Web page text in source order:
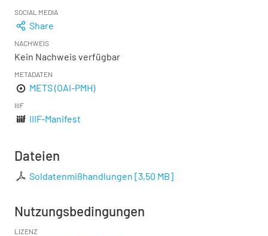
SOCIAL MEDIA
Share
NACHWEIS
Kein Nachweis verfügbar
METADATEN
METS (OAI-PMH)
IIIF
IIIF-Manifest
Dateien
Soldatenmißhandlungen [3,50 MB]
Nutzungsbedingungen
LIZENZ